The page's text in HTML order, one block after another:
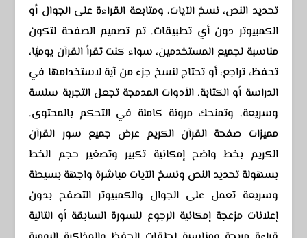
تحديد النص، نسخ الآيات، ومتابعة القراءة على الجوال أو
الكمبيوتر دون أي تطبيقات. تم تصميم الصفحة لتكون
مناسبة لجميع المستخدمين، سواء كنت تقرأ القرآن يوميًا،
تحفظ، تراجع، أو تحتاج لنسخ جزء من آية لاستخدامها في
الدراسة أو الكتابة. الأدوات المدمجة تجعل التجربة سلسة
وسريعة، وتمنحك مرونة كاملة في التحكم بالمحتوى.
مميزات صفحة القرآن الكريم عرض جميع سور القرآن
الكريم بخط واضح إمكانية تكبير وتصغير حجم الخط
بسهولة تحديد النص ونسخ الآيات مباشرة واجهة بسيطة
وسريعة تعمل على الجوال والكمبيوتر التصفح بدون
إعلانات مزعجة إمكانية الرجوع للسورة السابقة أو التالية